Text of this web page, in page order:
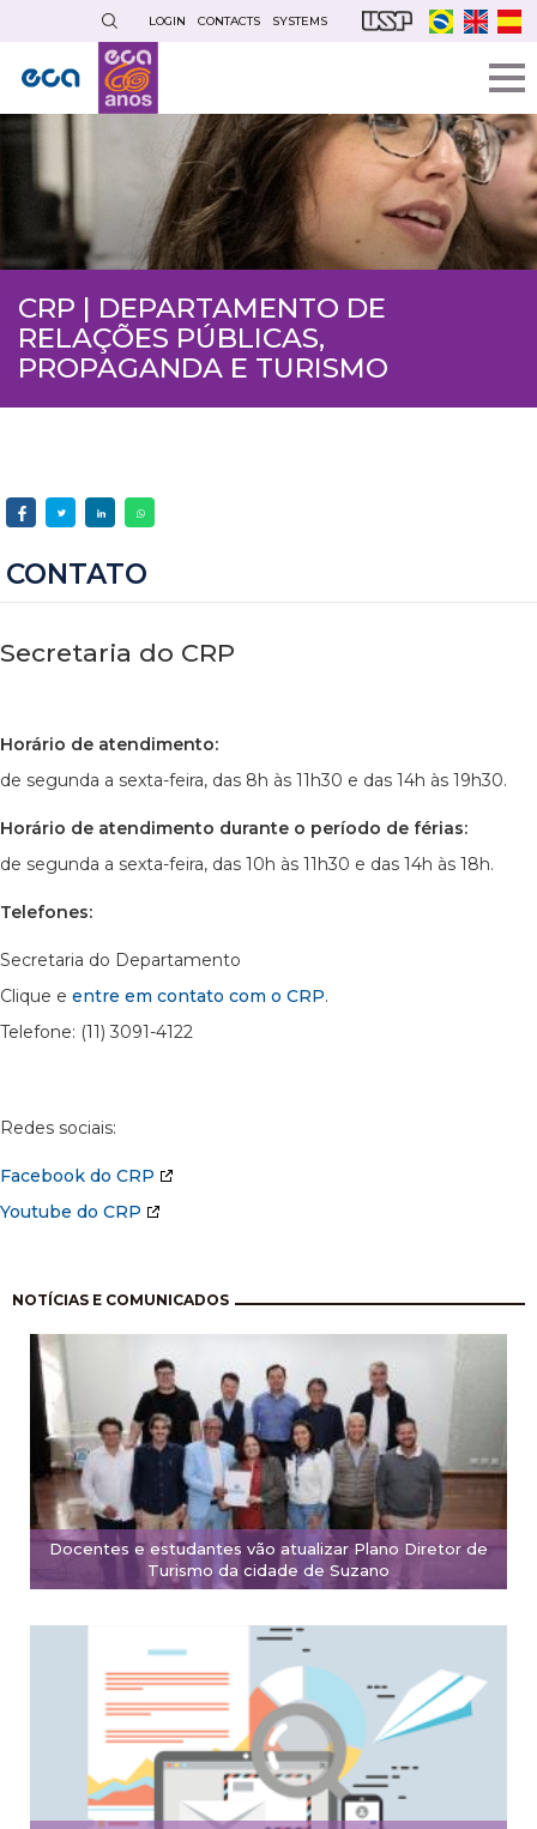
main
content
LOGIN CONTACTS SYSTEMS
CRP | DEPARTAMENTO DE
RELAÇÕES PÚBLICAS,
PROPAGANDA E TURISMO
CONTATO
Secretaria do CRP
Horário de atendimento:
de segunda a sexta-feira, das 8h às 11h30 e das 14h às 19h30.
Horário de atendimento durante o período de férias:
de segunda a sexta-feira, das 10h às 11h30 e das 14h às 18h.
Telefones:
Secretaria do Departamento
Clique e entre em contato com o CRP.
Telefone: (11) 3091-4122
Redes sociais:
Facebook do CRP
Youtube do CRP
NOTÍCIAS E COMUNICADOS
Docentes e estudantes vão atualizar Plano Diretor de
Turismo da cidade de Suzano
Pagination